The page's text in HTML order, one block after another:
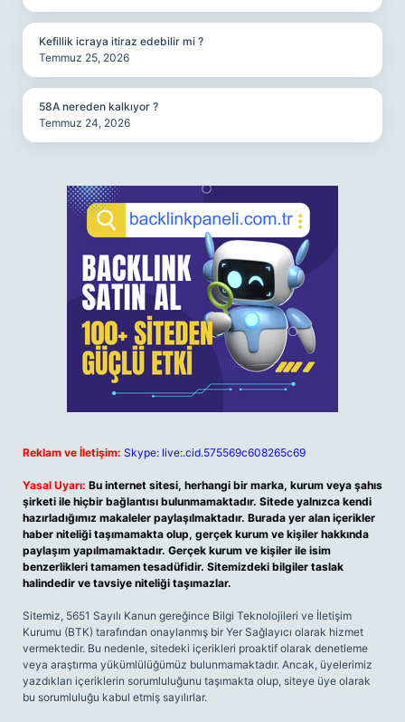
Kefillik icraya itiraz edebilir mi ?
Temmuz 25, 2026
58A nereden kalkıyor ?
Temmuz 24, 2026
Reklam ve İletişim: Skype: live:.cid.575569c608265c69
Yasal Uyarı: Bu internet sitesi, herhangi bir marka, kurum veya şahıs
şirketi ile hiçbir bağlantısı bulunmamaktadır. Sitede yalnızca kendi
hazırladığımız makaleler paylaşılmaktadır. Burada yer alan içerikler
haber niteliği taşımamakta olup, gerçek kurum ve kişiler hakkında
paylaşım yapılmamaktadır. Gerçek kurum ve kişiler ile isim
benzerlikleri tamamen tesadüfidir. Sitemizdeki bilgiler taslak
halindedir ve tavsiye niteliği taşımazlar.
Sitemiz, 5651 Sayılı Kanun gereğince Bilgi Teknolojileri ve İletişim
Kurumu (BTK) tarafından onaylanmış bir Yer Sağlayıcı olarak hizmet
vermektedir. Bu nedenle, sitedeki içerikleri proaktif olarak denetleme
veya araştırma yükümlülüğümüz bulunmamaktadır. Ancak, üyelerimiz
yazdıkları içeriklerin sorumluluğunu taşımakta olup, siteye üye olarak
bu sorumluluğu kabul etmiş sayılırlar.